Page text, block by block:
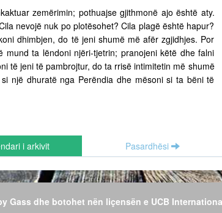
zemërimin; pothuajse gjithmonë ajo është aty.
nevojë nuk po plotësohet? Cila plagë është hapur?
dhimbjen, do të jeni shumë më afër zgjidhjes. Por
ta lëndoni njëri-tjetrin; pranojeni këtë dhe falni
të jeni të pambrojtur, do ta rrisë intimitetin më shumë
një dhuratë nga Perëndia dhe mësoni si ta bëni të
i arkivit Pasardhësi
Gass dhe botohet nën liçensën e UCB